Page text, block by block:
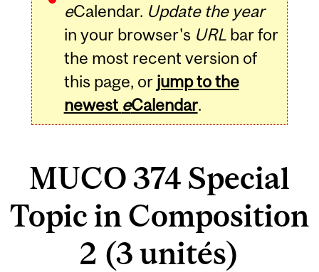
eCalendar. Update the year
in your browser's URLbar for
the most recent version of
this page, or jump to the
newest eCalendar.
MUCO 374 Special
Topic in Composition
2 (3 unités)